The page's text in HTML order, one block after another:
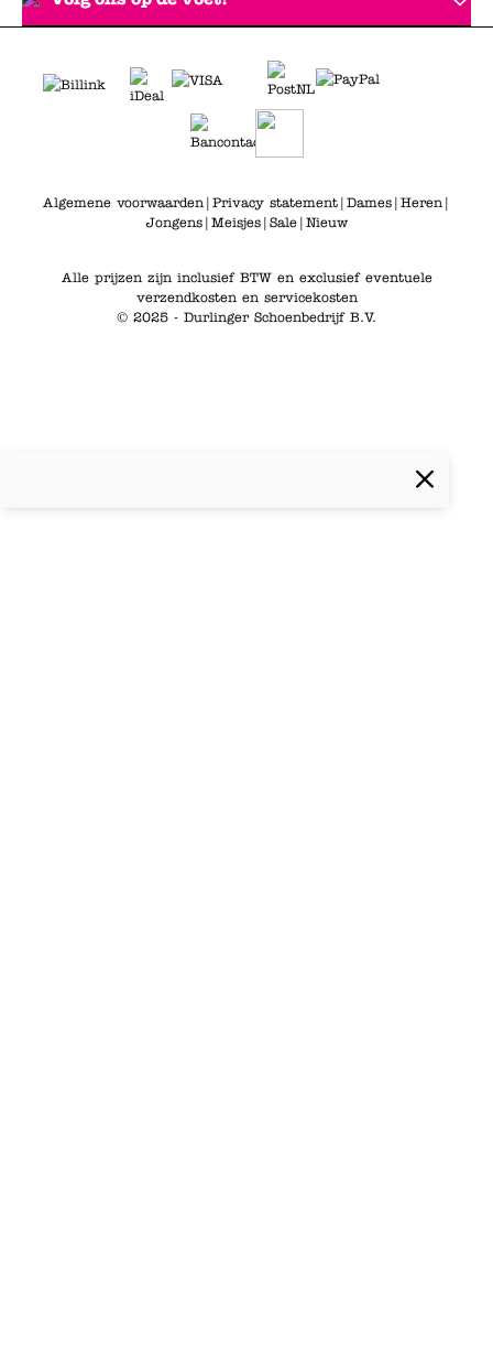
Algemene voorwaarden| Privacy statement| Dames| Heren|
Jongens| Meisjes| Sale| Nieuw
Alle prijzen zijn inclusief BTW en exclusief eventuele
verzendkosten en servicekosten
© 2025 - Durlinger Schoenbedrijf B.V.